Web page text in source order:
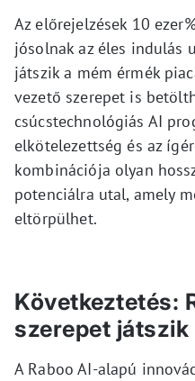
Az előrejelzések 10
jósolnak az éles indulás
játszik a mém érmék
vezető szerepet is
csúcstechnológiás AI
elkötelezettség és az
kombinációja olyan
potenciálra utal, amely
eltörpülhet.
Következtetés:
szerepet játszik
A Raboo AI-alapú